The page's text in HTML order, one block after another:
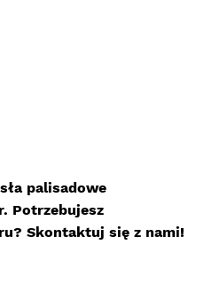
palisadowe
Potrzebujesz
Skontaktuj się z nami!